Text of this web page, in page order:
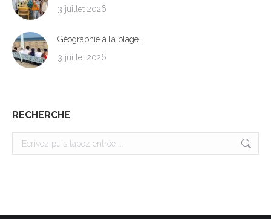
3 juillet 2026
Géographie à la plage !
3 juillet 2026
RECHERCHE
Search: